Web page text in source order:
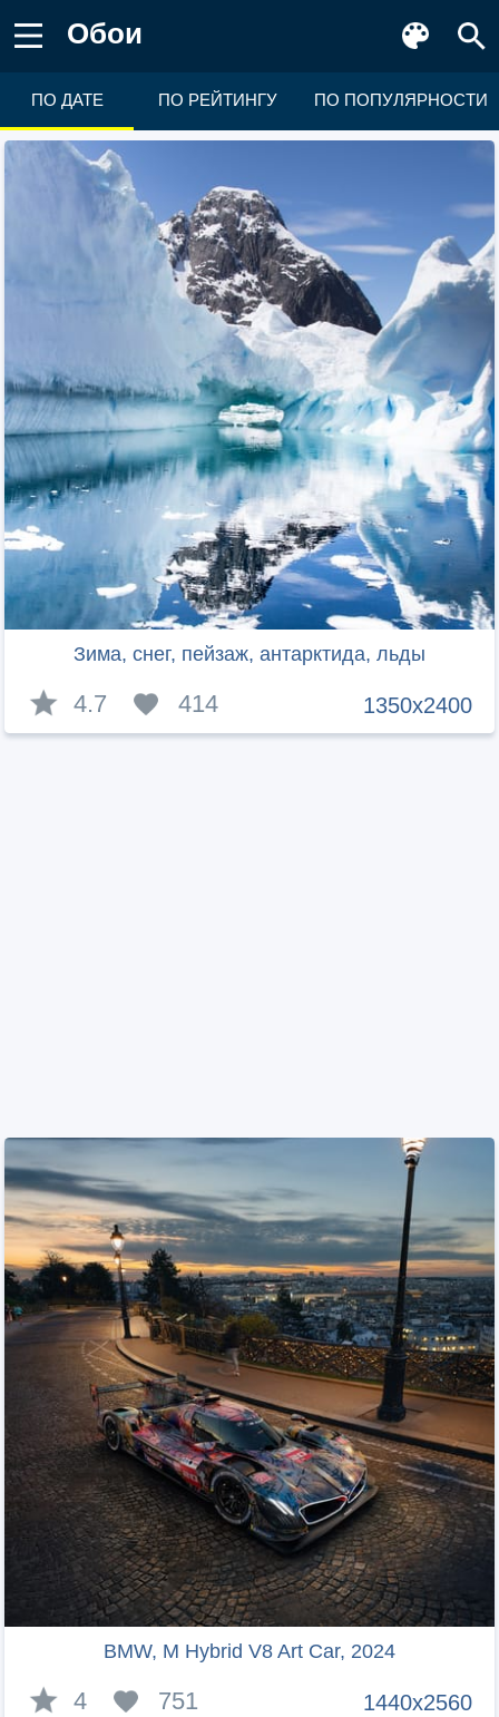
Обои
ПО ДАТЕ ПО РЕЙТИНГУ ПО ПОПУЛЯРНОСТИ
Зима, снег, пейзаж, антарктида, льды
1350x2400
4.7 414
BMW, M Hybrid V8 Art Car, 2024
1440x2560
4 751